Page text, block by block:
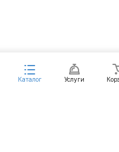
Каталог Услуги